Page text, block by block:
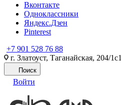
Вконтакте
Одноклассники
Яндекс.Дзен
Pinterest
+7 901 528 76 88
г. Златоуст, Таганайская, 204/1с1
Поиск
Войти